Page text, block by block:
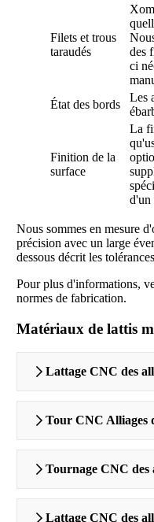
Filets et trous
taraudés
des
ci
État des bords
Les
Finition de la
surface
La
d'un
Nous sommes en mesure
précision avec un large
dessous décrit les
Pour plus d'informations,
normes de fabrication.
Matériaux de lattis
Lattage CNC des
Tour CNC Alliages
Tournage CNC des
Lattage CNC des